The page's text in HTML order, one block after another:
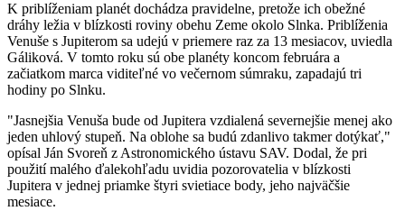
K priblíženiam planét dochádza pravidelne, pretože ich obežné
dráhy ležia v blízkosti roviny obehu Zeme okolo Slnka. Priblíženia
Venuše s Jupiterom sa udejú v priemere raz za 13 mesiacov, uviedla
Gáliková. V tomto roku sú obe planéty koncom februára a
začiatkom marca viditeľné vo večernom súmraku, zapadajú tri
hodiny po Slnku.
"Jasnejšia Venuša bude od Jupitera vzdialená severnejšie menej ako
jeden uhlový stupeň. Na oblohe sa budú zdanlivo takmer dotýkať,"
opísal Ján Svoreň z Astronomického ústavu SAV. Dodal, že pri
použití malého ďalekohľadu uvidia pozorovatelia v blízkosti
Jupitera v jednej priamke štyri svietiace body, jeho najväčšie
mesiace.